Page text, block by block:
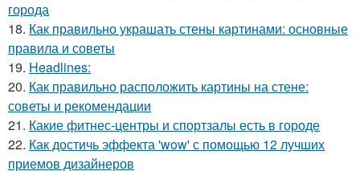
города
18. Как правильно украшать стены картинами: основные
правила и советы
19. Headlines:
20. Как правильно расположить картины на стене:
советы и рекомендации
21. Какие фитнес-центры и спортзалы есть в городе
22. Как достичь эффекта 'wow' с помощью 12 лучших
приемов дизайнеров